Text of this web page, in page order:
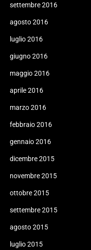
settembre 2016
agosto 2016
luglio 2016
giugno 2016
maggio 2016
aprile 2016
marzo 2016
febbraio 2016
gennaio 2016
dicembre 2015
novembre 2015
ottobre 2015
settembre 2015
agosto 2015
luglio 2015